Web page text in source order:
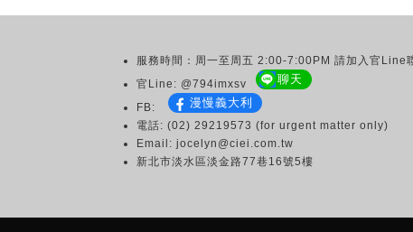
服務時間：周一至周五 2:00-7:00PM 請加入官Line
官Line: @794imxsv
聊天
FB: 漫慢義大利
電話: (02) 29219573 (for urgent matter only)
Email: jocelyn@ciei.com.tw
新北市淡水區淡金路77巷16號5樓